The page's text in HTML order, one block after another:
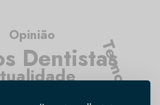
Dentistas
Opinião
Tecnologia